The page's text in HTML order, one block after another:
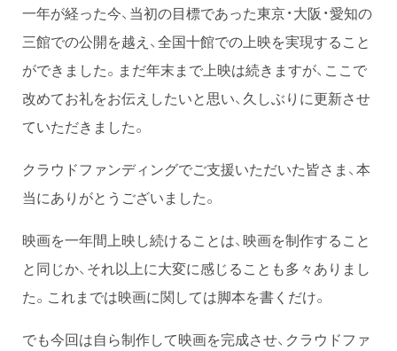
一年が経った今、当初の目標であった東京・大阪・愛知の
三館での公開を越え、全国十館での上映を実現すること
ができました。まだ年末まで上映は続きますが、ここで
改めてお礼をお伝えしたいと思い、久しぶりに更新させ
ていただきました。
クラウドファンディングでご支援いただいた皆さま、本
当にありがとうございました。
映画を一年間上映し続けることは、映画を制作すること
と同じか、それ以上に大変に感じることも多々ありまし
た。これまでは映画に関しては脚本を書くだけ。
でも今回は自ら制作して映画を完成させ、クラウドファ